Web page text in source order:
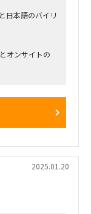
日本語のバイリ
オンサイトの
な展開 UAT
の可用性を追跡
2025.01.20